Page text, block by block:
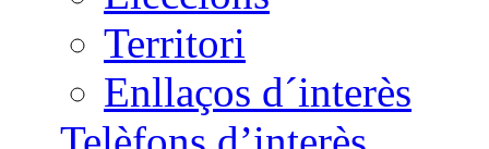
Territori
Enllaços d´interès